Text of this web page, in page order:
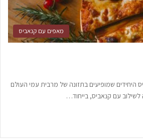
מאפים עם קנאביס
היחידים שמופיעים בתזונה של מרבית עמי העולם
עם קנאביס, בייחוד…